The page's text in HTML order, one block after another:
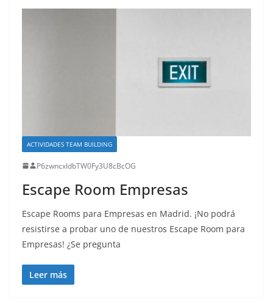
ACTIVIDADES TEAM BUILDING
P6zwncxIdbTW0Fy3U8cBcOG
Escape Room Empresas
Escape Rooms para Empresas en Madrid. ¡No podrá
resistirse a probar uno de nuestros Escape Room para
Empresas! ¿Se pregunta
Leer más